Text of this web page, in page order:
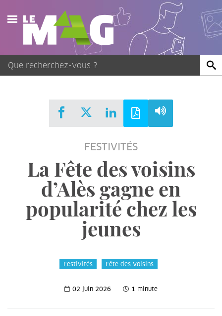
Actualités
Agenda
Publications
FESTIVITÉS
La Fête des voisins
d’Alès gagne en
popularité chez les
jeunes
Festivités Fête des Voisins
02 juin 2026 1 minute